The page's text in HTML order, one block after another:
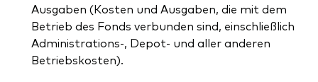
Ausgaben (Kosten und Ausgaben, die mit dem
Betrieb des Fonds verbunden sind, einschließlich
Administrations-, Depot- und aller anderen
Betriebskosten).